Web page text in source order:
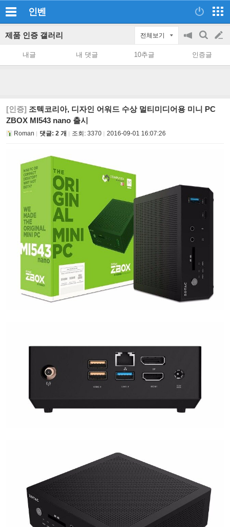
인벤
제품 인증 갤러리 전체보기
공
on/off
검
색
글
쓰
내글 내 댓글 10추글 인증글
[인증] 조텍코리아, 디자인 어워드 수상 멀티미디어용 미니 PC
ZBOX MI543 nano 출시
Roman 댓글: 2 개 조회: 3370 2016-09-01 16:07:26